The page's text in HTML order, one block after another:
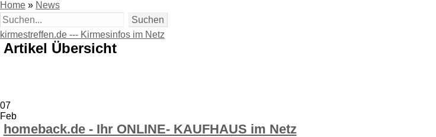
Home » News
kirmestreffen.de --- Kirmesinfos im Netz
Artikel Übersicht
07
Feb
homeback.de - Ihr ONLINE- KAUFHAUS im Netz